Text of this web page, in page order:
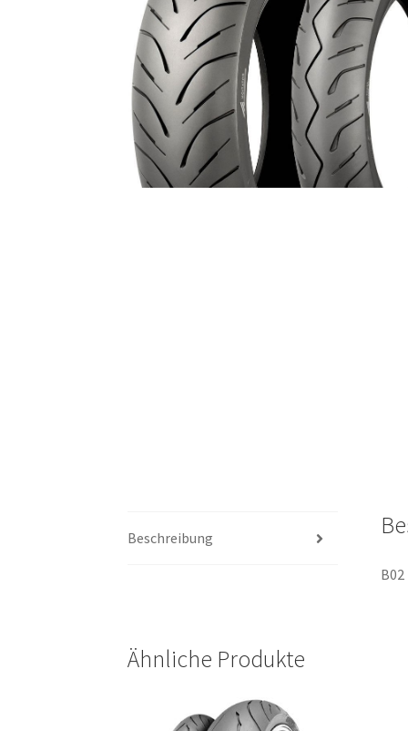
Beschreibung
Ähnliche Produkte